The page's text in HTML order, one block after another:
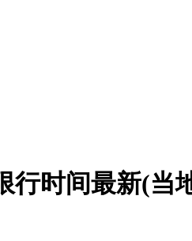
行时间最新(当